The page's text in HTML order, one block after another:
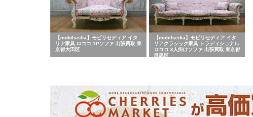
【mobilsedia】モビリセディア イタ
リア家具 ロココ 1Pソファ 出張買取 東
京都大田区
【mobilsedia】モビリセディア イタ
リアクラシック家具 トラディショナル
ロココ 3人掛けソファ 出張買取 東京都
目黒区